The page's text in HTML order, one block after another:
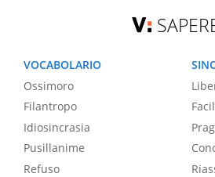
VOCABOLARIO
Ossimoro
Filantropo
Idiosincrasia
Pusillanime
Refuso